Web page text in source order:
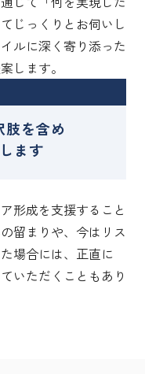
じっくりとお伺いし
ルに深く寄り添った
します。
肢を含め
ます
形成を支援すること
留まりや、今はリス
場合には、正直に
いただくこともあり